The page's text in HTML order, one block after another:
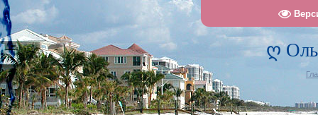
ღ